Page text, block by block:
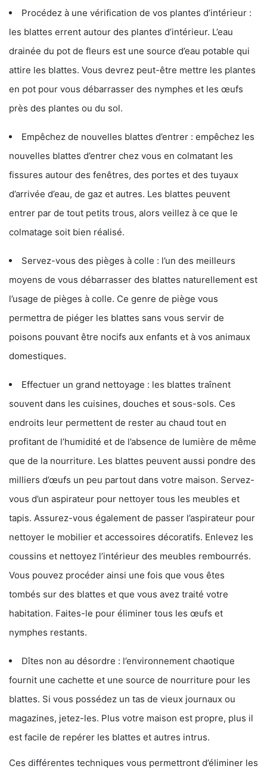
Procédez à une vérification de vos plantes d’intérieur :
les blattes errent autour des plantes d’intérieur. L’eau
drainée du pot de fleurs est une source d’eau potable qui
attire les blattes. Vous devrez peut-être mettre les plantes
en pot pour vous débarrasser des nymphes et les œufs
près des plantes ou du sol.
Empêchez de nouvelles blattes d’entrer : empêchez les
nouvelles blattes d’entrer chez vous en colmatant les
fissures autour des fenêtres, des portes et des tuyaux
d’arrivée d’eau, de gaz et autres. Les blattes peuvent
entrer par de tout petits trous, alors veillez à ce que le
colmatage soit bien réalisé.
Servez-vous des pièges à colle : l’un des meilleurs
moyens de vous débarrasser des blattes naturellement est
l’usage de pièges à colle. Ce genre de piège vous
permettra de piéger les blattes sans vous servir de
poisons pouvant être nocifs aux enfants et à vos animaux
domestiques.
Effectuer un grand nettoyage : les blattes traînent
souvent dans les cuisines, douches et sous-sols. Ces
endroits leur permettent de rester au chaud tout en
profitant de l’humidité et de l’absence de lumière de même
que de la nourriture. Les blattes peuvent aussi pondre des
milliers d’œufs un peu partout dans votre maison. Servez-
vous d’un aspirateur pour nettoyer tous les meubles et
tapis. Assurez-vous également de passer l’aspirateur pour
nettoyer le mobilier et accessoires décoratifs. Enlevez les
coussins et nettoyez l’intérieur des meubles rembourrés.
Vous pouvez procéder ainsi une fois que vous êtes
tombés sur des blattes et que vous avez traité votre
habitation. Faites-le pour éliminer tous les œufs et
nymphes restants.
Dîtes non au désordre : l’environnement chaotique
fournit une cachette et une source de nourriture pour les
blattes. Si vous possédez un tas de vieux journaux ou
magazines, jetez-les. Plus votre maison est propre, plus il
est facile de repérer les blattes et autres intrus.
Ces différentes techniques vous permettront d’éliminer les